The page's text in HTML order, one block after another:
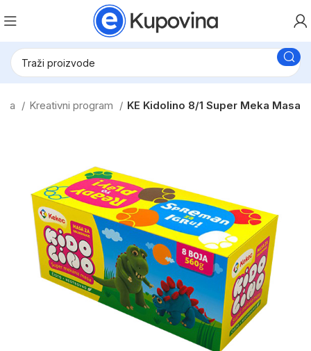
Kreativni program KE Kidolino 8/1 Super Meka Masa